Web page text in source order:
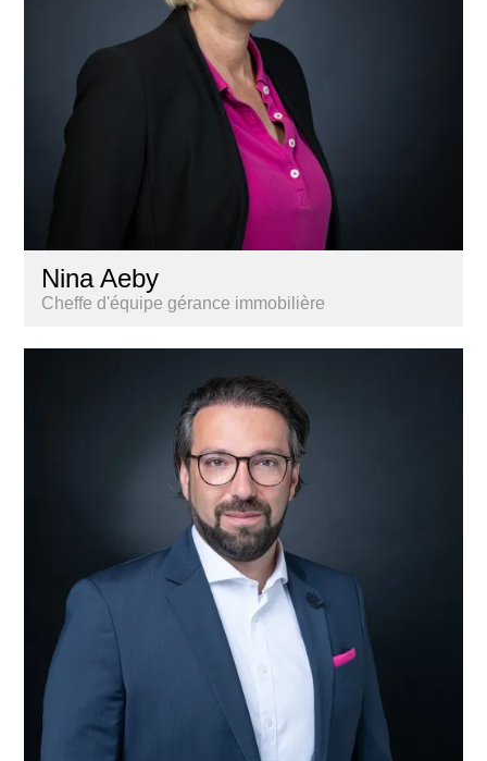
Nina Aeby
Cheffe d'équipe gérance immobilière